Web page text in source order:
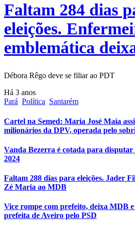
Faltam 284 dias
eleições.
emblemática
Débora Rêgo deve se filiar ao PDT
Há 3 anos
Pará Política Santarém
Cartel na Semed: Maria José Maia
milionários da DPV, operada pelo
Vanda Bezerra é cotada para
2024
Faltam 288 dias para eleições. Jader
Zé Maria ao MDB
Vice rompe com prefeito, deixa MDB
prefeita de Aveiro pelo PSD